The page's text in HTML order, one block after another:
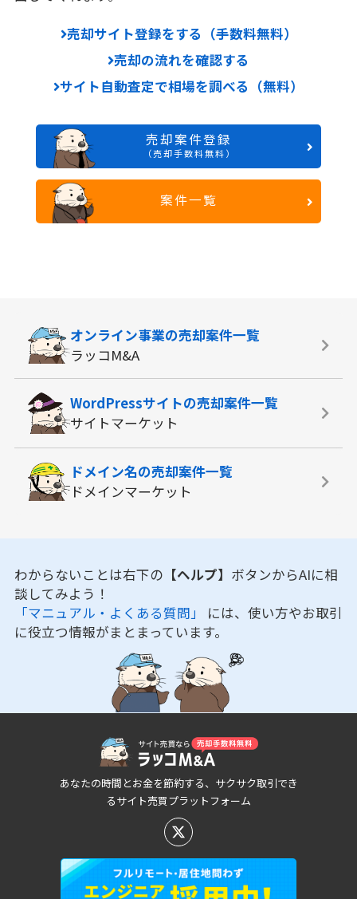
売却サイト登録をする（手数料無料）
売却の流れを確認する
サイト自動査定で相場を調べる（無料）
売却案件登録
（売却手数料無料）
案件一覧
オンライン事業の売却案件一覧
ラッコM&A
WordPressサイトの売却案件一覧
サイトマーケット
ドメイン名の売却案件一覧
ドメインマーケット
わからないことは右下の 【ヘルプ】 ボタンからAIに相
談してみよう！
「マニュアル・よくある質問」 には、使い方やお取引
に役立つ情報がまとまっています。
あなたの時間とお金を節約する、サクサク取引でき
るサイト売買プラットフォーム